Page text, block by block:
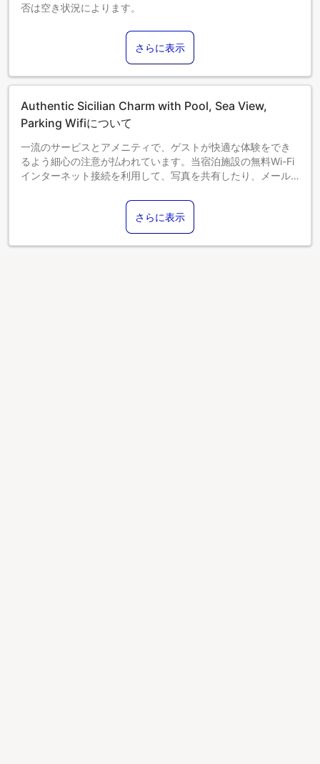
否は空き状況によります。
添い寝の場合は宿泊無料です。
2歳以上のゲストは大人とみなされます。
エキストラベッドの追加可否は、お部屋タイプにより異なり
ます。各部屋タイプ欄の記載をご確認ください。
さらに表示
Authentic Sicilian Charm with Pool, Sea View,
Parking Wifiについて
一流のサービスとアメニティで、ゲストが快適な体験をでき
るよう細心の注意が払われています。当宿泊施設の無料Wi-Fi
インターネット接続を利用して、写真を共有したり、メール
の場所を散策するのに役立つ送迎サービスを提供していま
す。 自家用車でお越しのお客様には、無料駐車場をご用意し
ています。肌寒い日は日中でも夜でも、館内の暖炉で暖をと
ることができます。 食事の選択に特にこだわりがある場合
さらに表示